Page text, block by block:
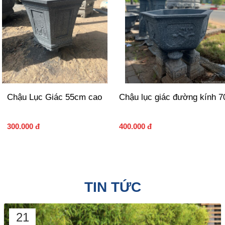
Chậu Lục Giác 55cm cao
300.000 đ
Chậu lục giác đường kính
400.000 đ
TIN TỨC
21